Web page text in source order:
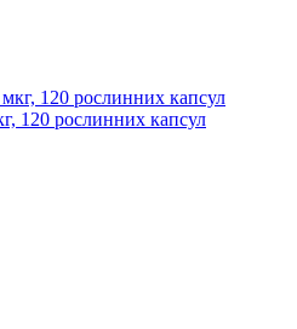
120 рослинних капсул